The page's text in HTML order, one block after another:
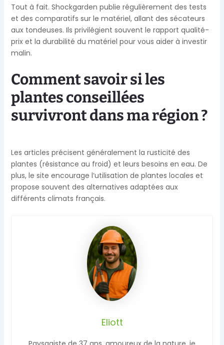
Tout à fait. Shockgarden publie régulièrement des tests
et des comparatifs sur le matériel, allant des sécateurs
aux tondeuses. Ils privilégient souvent le rapport qualité-
prix et la durabilité du matériel pour vous aider à investir
malin.
Comment savoir si les
plantes conseillées
survivront dans ma région ?
Les articles précisent généralement la rusticité des
plantes (résistance au froid) et leurs besoins en eau. De
plus, le site encourage l’utilisation de plantes locales et
propose souvent des alternatives adaptées aux
différents climats français.
Eliott